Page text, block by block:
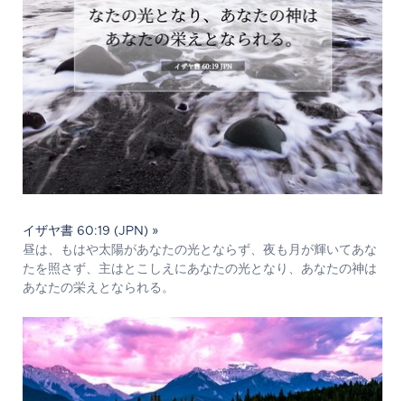
イザヤ書 60:19 (JPN) »
昼は、もはや太陽があなたの光とならず、夜も月が輝いてあな
たを照さず、主はとこしえにあなたの光となり、あなたの神は
あなたの栄えとなられる。